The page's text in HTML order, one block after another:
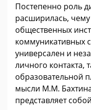
Постепенно роль
расширилась,
общественных
коммуникативных
универсален и
личного контакта,
образовательной
мысли М.М.
представляет